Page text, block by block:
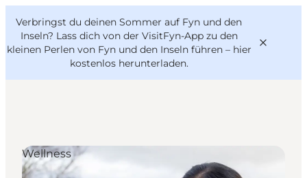
Verbringst du deinen Sommer auf Fyn und den
Inseln? Lass dich von der VisitFyn-App zu den
kleinen Perlen von Fyn und den Inseln führen – hier
kostenlos herunterladen.
Reise Ideen
Outdoor & bike
VisitFyn
Deutsch
Wellness